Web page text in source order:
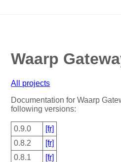
Waarp
All projects
Documentation for Waarp
following versions:
0.9.0
[fr]
0.8.2
[fr]
0.8.1
[fr]